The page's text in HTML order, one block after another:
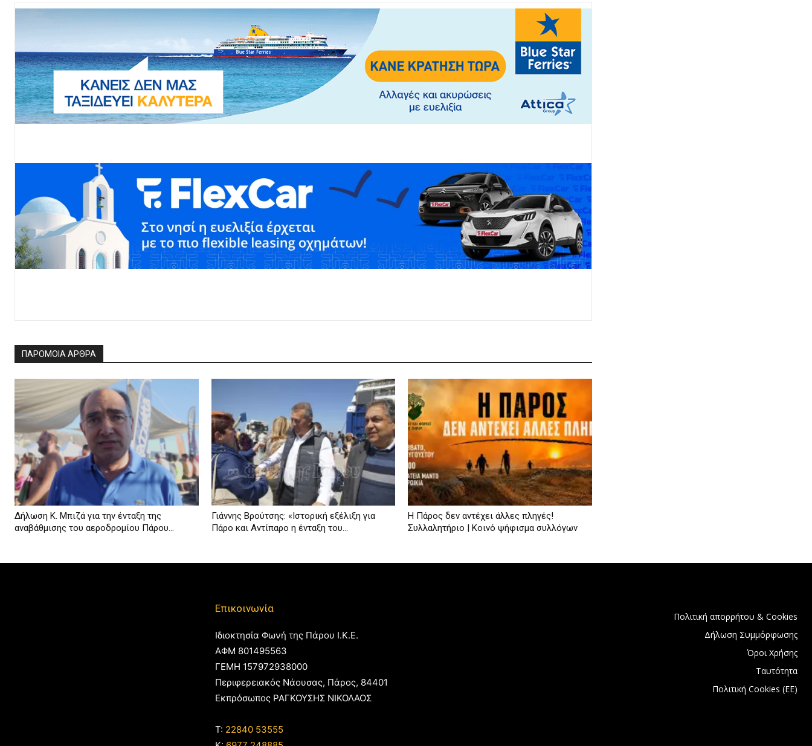
ΠΑΡΟΜΟΙΑ ΑΡΘΡΑ
Δήλωση Κ. Μπιζά για την ένταξη της
αναβάθμισης του αεροδρομίου Πάρου...
Γιάννης Βρούτσης: «Ιστορική εξέλιξη για
Πάρο και Αντίπαρο η ένταξη του...
Η Πάρος δεν αντέχει άλλες πληγές!
Συλλαλητήριο | Κοινό ψήφισμα συλλόγων
Επικοινωνία
Ιδιοκτησία Φωνή της Πάρου Ι.Κ.Ε.
ΑΦΜ 801495563
ΓΕΜΗ 157972938000
Περιφερειακός Νάουσας, Πάρος, 84401
Εκπρόσωπος ΡΑΓΚΟΥΣΗΣ ΝΙΚΟΛΑΟΣ
T: 22840 53555
Πολιτική απορρήτου & Cookies
Δήλωση Συμμόρφωσης
Όροι Χρήσης
Ταυτότητα
Πολιτική Cookies (ΕΕ)